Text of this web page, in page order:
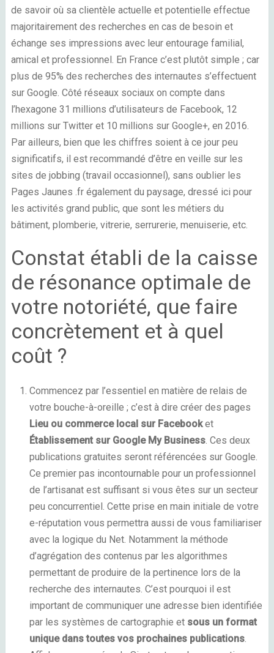
de savoir où sa clientèle actuelle et potentielle effectue
majoritairement des recherches en cas de besoin et
échange ses impressions avec leur entourage familial,
amical et professionnel. En France c’est plutôt simple ; car
plus de 95% des recherches des internautes s’effectuent
sur Google. Côté réseaux sociauxon compte dans
l’hexagone 31 millions d’utilisateurs de Facebook, 12
millions sur Twitteret 10 millions sur Google+, en 2016.
Par ailleurs, bien que les chiffres soient à ce jour peu
significatifs, il est recommandé d’être en veille sur les
sites de jobbing (travail occasionnel), sans oublier les
Pages Jaunes .fr également du paysage, dressé ici pour
les activités grand public, que sont les métiers du
bâtiment, plomberie, vitrerie, serrurerie, menuiserie, etc.
Constat établi de la caisse
de résonance optimale de
votre notoriété, que faire
concrètement et à quel
coût ?
Commencez par l’essentiel en matière de relais de
votre bouche-à-oreille ; c’est à dire créer des pages
Lieu ou commerce local sur Facebooket
Établissement sur Google My Business. Ces deux
publications gratuites seront référencées sur Google.
Ce premier pas incontournable pour un professionnel
de l’artisanat est suffisant si vous êtes sur un secteur
peu concurrentiel. Cette prise en main initiale de votre
e-réputation vous permettra aussi de vous familiariser
avec la logique du Net. Notamment la méthode
d’agrégation des contenus par les algorithmes
permettant de produire de la pertinence lors de la
recherche des internautes. C’est pourquoi il est
important de communiquer une adresse bien identifiée
par les systèmes de cartographie et sous un format
unique dans toutes vos prochaines publications.